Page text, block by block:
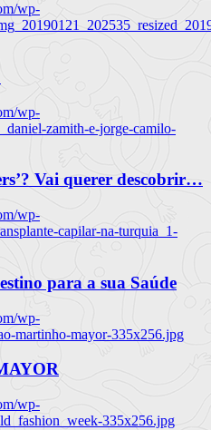
wp-
wp-
zamith-e-jorge-camilo-
Vai querer descobrir…
wp-
capilar-na-turquia_1-
para a sua Saúde
wp-
martinho-mayor-335x256.jpg
wp-
335x256.jpg